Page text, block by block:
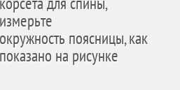
измерьте
окружность поясницы, как
показано на рисунке